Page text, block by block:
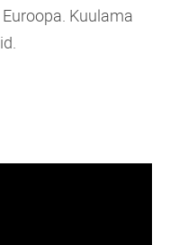
Kuulama